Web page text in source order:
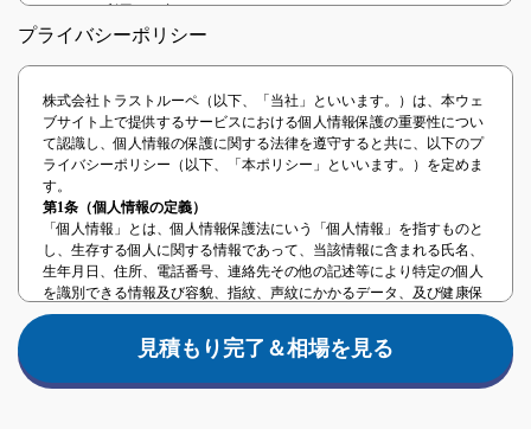
を利用する者をいいます。
3. 「提携事業者」とは、本サービスを提供するに当たり、当社
4. 「本契約」とは、本サービスの利用に関する契約をいいま
す。
第2条 本規約の範囲、適用
本規約は、利用者と当社との間における本サービスの利用について生
じる全ての法律関係に適用されます。 当社は、本規約に同意すること
を条件として、利用者に対し、本サービスの利用を許諾し、利用者と
当社との間における本契約が成立するものとします。
第3条 本規約等の変更
1. 当社は、次の各号のいずれかに該当する場合、利用者の承諾
を得ることなく、本規約の内容の変更（追加を含む。）ができ
るものとします。
(1) 本規約の変更が、利用者の一般の利益に適合するとき。
(2) 本規約の変更が、本契約の目的に反せず、かつ、変更の必
プライバシーポリシー
株式会社トラストルーペ（以下、「当社」といいます。）は、本ウェ
ブサイト上で提供するサービスにおける個人情報保護の重要性につい
て認識し、個人情報の保護に関する法律を遵守すると共に、以下のプ
ライバシーポリシー（以下、「本ポリシー」といいます。）を定めま
す。
第1条（個人情報の定義）
「個人情報」とは、個人情報保護法にいう「個人情報」を指すものと
し、生存する個人に関する情報であって、当該情報に含まれる氏名、
生年月日、住所、電話番号、連絡先その他の記述等により特定の個人
を識別できる情報及び容貌、指紋、声紋にかかるデータ、及び健康保
険証の保険者番号などの当該情報単体から特定の個人を識別できる情
報（個人識別情報）を指します。
第2条（事業者情報）見積もり完了＆相場を見る